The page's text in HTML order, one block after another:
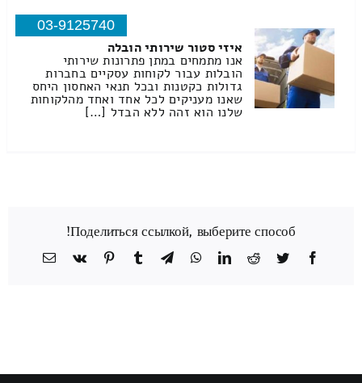
03-9125740
איזי סטור שירותי הובלה
אנו מתמחים במתן פתרונות שירותי
הובלות עבור לקוחות עסקיים בחברות
גדולות כקטנות ובכל תנאי האחסון היחס
שאנו מעניקים לכל אחד ואחד מהלקוחות
שלנו הוא זהה ללא הבדל […]
Поделиться ссылкой, выберите способ!
Facebook
Twitter
Reddit
LinkedIn
WhatsApp
Telegram
Tumblr
Pinterest
Vk
כתובת